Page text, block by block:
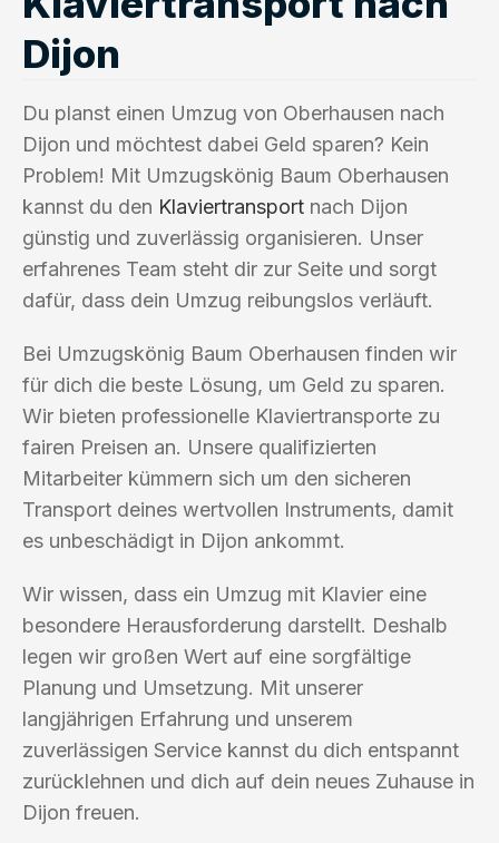
Dijon
Du planst einen Umzug von Oberhausen nach
Dijon und möchtest dabei Geld sparen? Kein
Problem! Mit Umzugskönig Baum Oberhausen
kannst du den Klaviertransport nach Dijon
günstig und zuverlässig organisieren. Unser
erfahrenes Team steht dir zur Seite und sorgt
dafür, dass dein Umzug reibungslos verläuft.
Bei Umzugskönig Baum Oberhausen finden wir
für dich die beste Lösung, um Geld zu sparen.
Wir bieten professionelle Klaviertransporte zu
fairen Preisen an. Unsere qualifizierten
Mitarbeiter kümmern sich um den sicheren
Transport deines wertvollen Instruments, damit
es unbeschädigt in Dijon ankommt.
Wir wissen, dass ein Umzug mit Klavier eine
besondere Herausforderung darstellt. Deshalb
legen wir großen Wert auf eine sorgfältige
Planung und Umsetzung. Mit unserer
langjährigen Erfahrung und unserem
zuverlässigen Service kannst du dich entspannt
zurücklehnen und dich auf dein neues Zuhause in
Dijon freuen.